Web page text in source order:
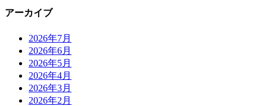
アーカイブ
2026年7月
2026年6月
2026年5月
2026年4月
2026年3月
2026年2月